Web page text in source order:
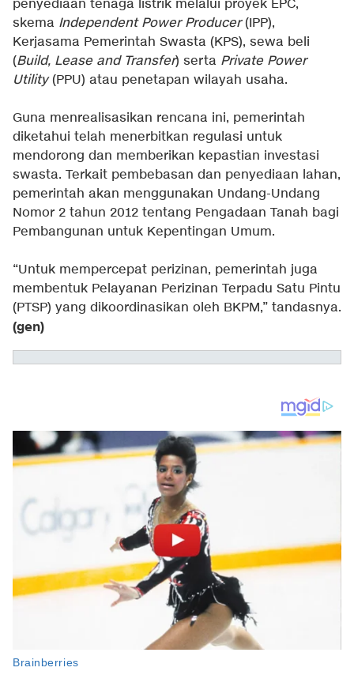
penyediaan tenaga listrik melalui proyek EPC,
skema Independent Power Producer(IPP),
Kerjasama Pemerintah Swasta (KPS), sewa beli
(Build, Lease and Transfer) serta Private Power
Utility(PPU) atau penetapan wilayah usaha.
Guna menrealisasikan rencana ini, pemerintah
diketahui telah menerbitkan regulasi untuk
mendorong dan memberikan kepastian investasi
swasta. Terkait pembebasan dan penyediaan lahan,
pemerintah akan menggunakan Undang-Undang
Nomor 2 tahun 2012 tentang Pengadaan Tanah bagi
Pembangunan untuk Kepentingan Umum.
“Untuk mempercepat perizinan, pemerintah juga
membentuk Pelayanan Perizinan Terpadu Satu Pintu
(PTSP) yang dikoordinasikan oleh BKPM,” tandasnya.
(gen)